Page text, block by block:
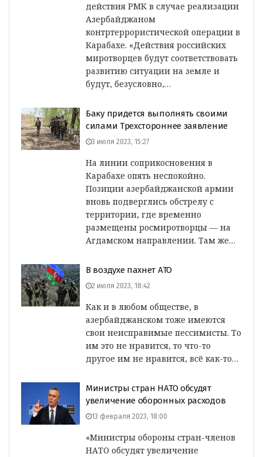
действия РМК в случае реализации
Азербайджаном
контртеррористической операции в
Карабахе. «Действия российских
миротворцев будут соответствовать
развитию ситуации на земле и
будут, безусловно,…
Баку придется выполнять своими
силами Трехстороннее заявление
3 июля 2023, 15:27
На линии соприкосновения в
Карабахе опять неспокойно.
Позиции азербайджанской армии
вновь подверглись обстрелу с
территории, где временно
размещены росмиротворцы — на
Агдамском направлении. Там же…
В воздухе пахнет АТО
2 июля 2023, 18:42
Как и в любом обществе, в
азербайджанском тоже имеются
свои неисправимые пессимисты. То
им это не нравится, то что-то
другое им не нравится, всё как-то…
Министры стран НАТО обсудят
увеличение оборонных расходов
13 февраля 2023, 18:00
«Министры обороны стран-членов
НАТО обсудят увеличение